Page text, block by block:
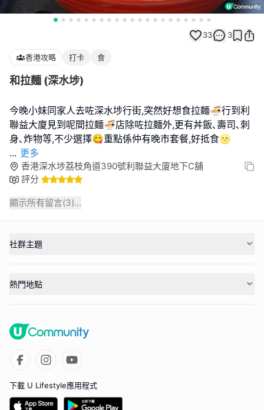
33 3
香港攻略 打卡 食
和拉麵 (深水埗)
今晚小妹同家人去咗深水埗行街,突然好想食拉麵🍜行到利
聯益大廈見到呢間拉麵🍜店除咗拉麵外,更有丼飯､壽司､刺
... 更多
香港深水埗荔枝角道390號利聯益大廈地下C舖
評分
顯示所有留言(3)...
社群主題
熱門地點
下載 U Lifestyle應用程式